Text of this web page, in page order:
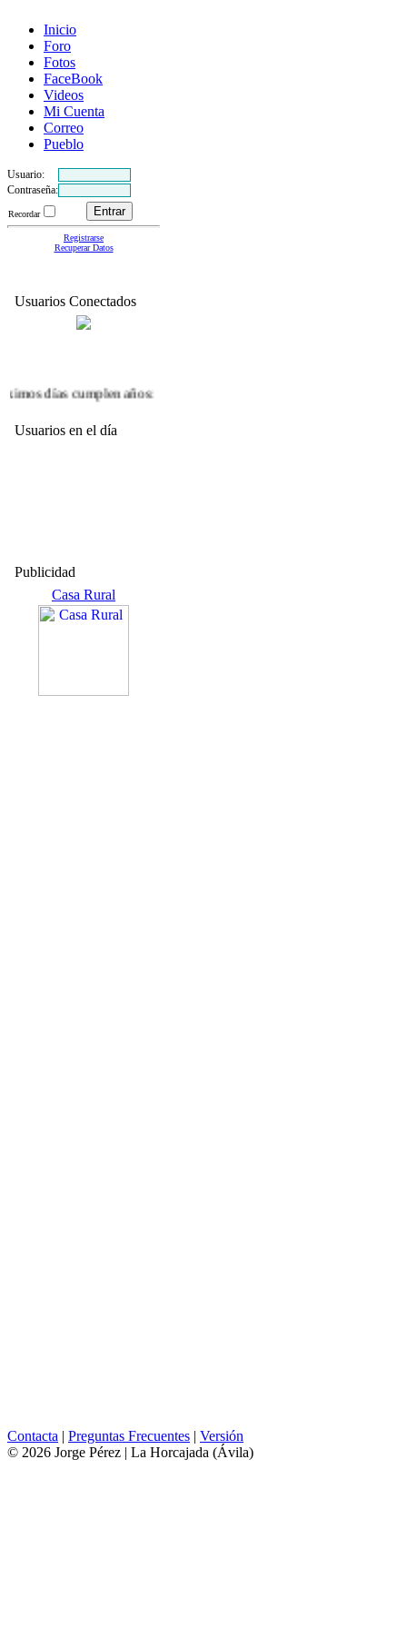
Inicio
Foro
Fotos
FaceBook
Videos
Mi Cuenta
Correo
Pueblo
Usuario:
Contraseña:
Recordar
Registrarse
Recuperar Datos
Usuarios Conectados
días cumplen años:miguel.
Usuarios en el día
Publicidad
Casa Rural
Contacta | Preguntas Frecuentes | Versión
© 2026 Jorge Pérez | La Horcajada (Ávila)